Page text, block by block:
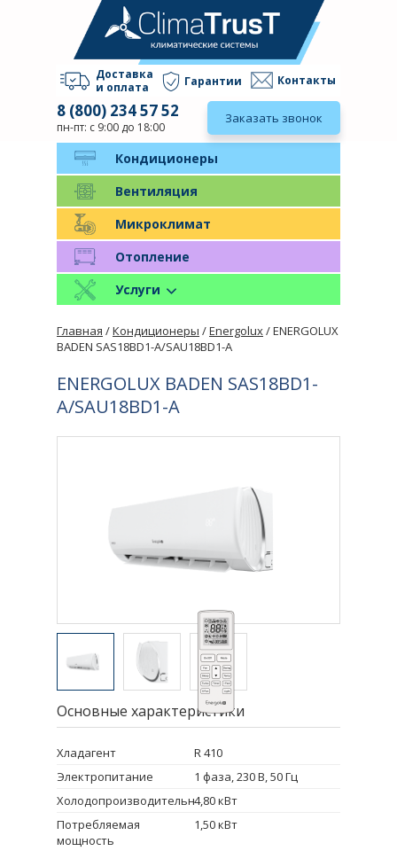
Доставка
и оплата
Гарантии Контакты
8 (800) 234 57 52
пн-пт: с 9:00 до 18:00
Заказать звонок
Кондиционеры
Вентиляция
Микроклимат
Отопление
Услуги
Главная /Кондиционеры /Energolux/ ENERGOLUX
BADEN SAS18BD1-A/SAU18BD1-A
ENERGOLUX BADEN SAS18BD1-
A/SAU18BD1-A
Основные характеристики
Хладагент
R 410
Электропитание
1 фаза, 230 В, 50 Гц
Холодопроизводительность
4,80 кВт
Потребляемая
мощность
1,50 кВт